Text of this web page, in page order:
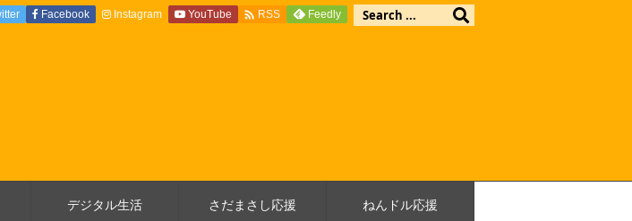
デジタル生活 さだまさし応援 ねんドル応援
Facebook Instagram YouTube  RSS Feedly